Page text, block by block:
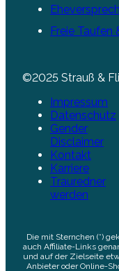
Freie
©2025 Strauß &
Impressum
Datenschutz
Gender
Disclaimer
Kontakt
Karriere
Trauredner
werden
Die mit Sternchen (*)
auch Affiliate-Links
und auf der Zielseite
Anbieter oder Online-